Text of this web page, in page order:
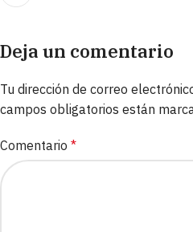
Deja un comentario
Tu dirección de correo
campos obligatorios están
Comentario *